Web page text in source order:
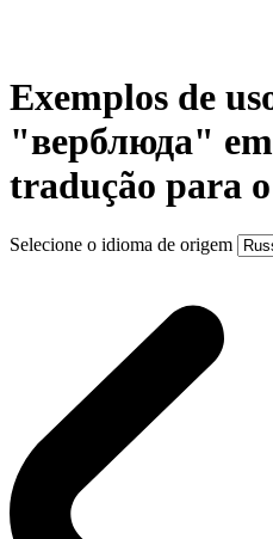
Exemplos de
"верблюда"
tradução para
Selecione o idioma de origem